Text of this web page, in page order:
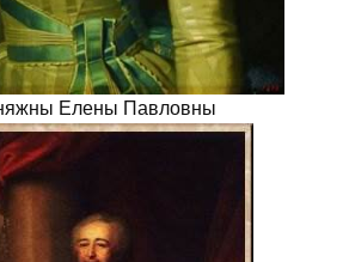
Елены Павловны